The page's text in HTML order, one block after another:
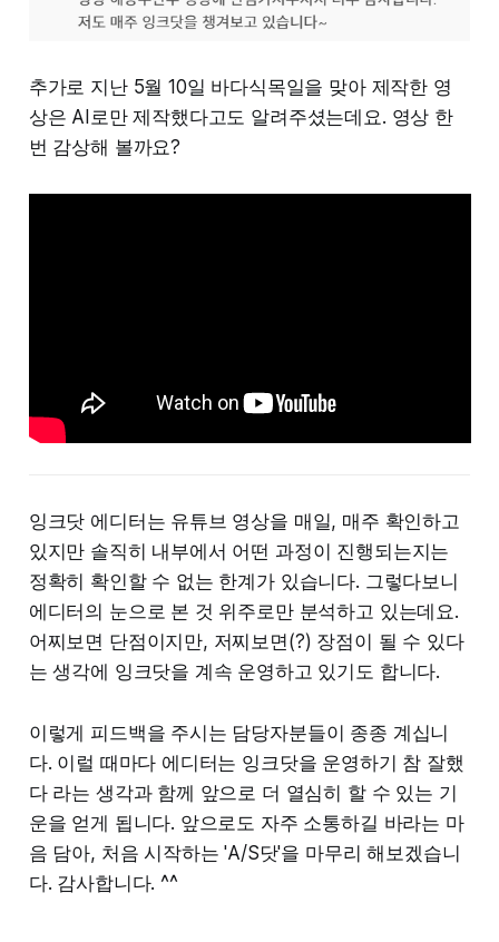
추가로 지난 5월 10일 바다식목일을 맞아 제작한 영
상은 AI로만 제작했다고도 알려주셨는데요. 영상 한
번 감상해 볼까요?
잉크닷 에디터는 유튜브 영상을 매일, 매주 확인하고
있지만 솔직히 내부에서 어떤 과정이 진행되는지는
정확히 확인할 수 없는 한계가 있습니다. 그렇다보니
에디터의 눈으로 본 것 위주로만 분석하고 있는데요.
어찌보면 단점이지만, 저찌보면(?) 장점이 될 수 있다
는 생각에 잉크닷을 계속 운영하고 있기도 합니다.
이렇게 피드백을 주시는 담당자분들이 종종 계십니
다. 이럴 때마다 에디터는 잉크닷을 운영하기 참 잘했
다 라는 생각과 함께 앞으로 더 열심히 할 수 있는 기
운을 얻게 됩니다. 앞으로도 자주 소통하길 바라는 마
음 담아, 처음 시작하는 'A/S닷'을 마무리 해보겠습니
다. 감사합니다. ^^